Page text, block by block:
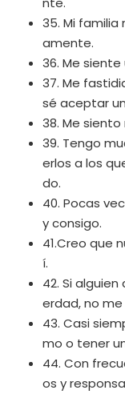
35. Mi
amente.
36. Me
37. Me
sé aceptar
38. Me
39. Tengo
erlos a los
do.
40. Pocas
y consigo.
41.Creo que
í.
42. Si
erdad, no
43. Casi
mo o tener
44. Con
os y